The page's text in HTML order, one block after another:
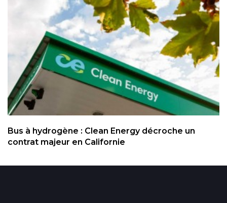
Bus à hydrogène : Clean Energy décroche un
contrat majeur en Californie